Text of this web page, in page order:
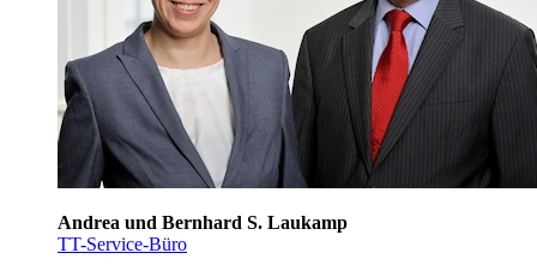
Andrea und Bernhard S. Laukamp
TT-Service-Büro